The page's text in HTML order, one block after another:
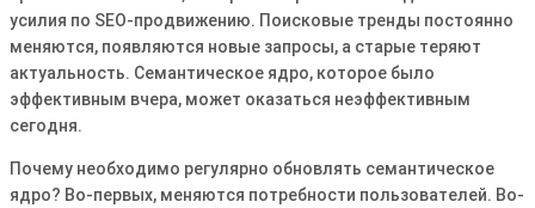
усилия по SEO-продвижению․ Поисковые тренды постоянно
меняются, появляются новые запросы, а старые теряют
актуальность․ Семантическое ядро, которое было
эффективным вчера, может оказаться неэффективным
сегодня․
Почему необходимо регулярно обновлять семантическое
ядро? Во-первых, меняются потребности пользователей․ Во-